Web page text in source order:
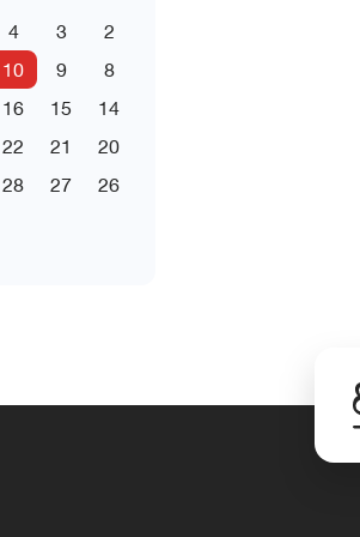
2
3
4
8
9
10
14
15
16
20
21
22
26
27
28